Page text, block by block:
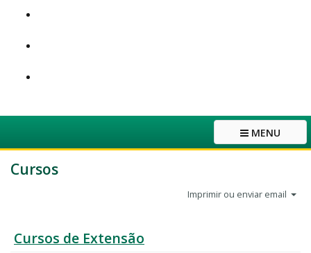
MENU
Cursos
Imprimir ou enviar email
Cursos de Extensão